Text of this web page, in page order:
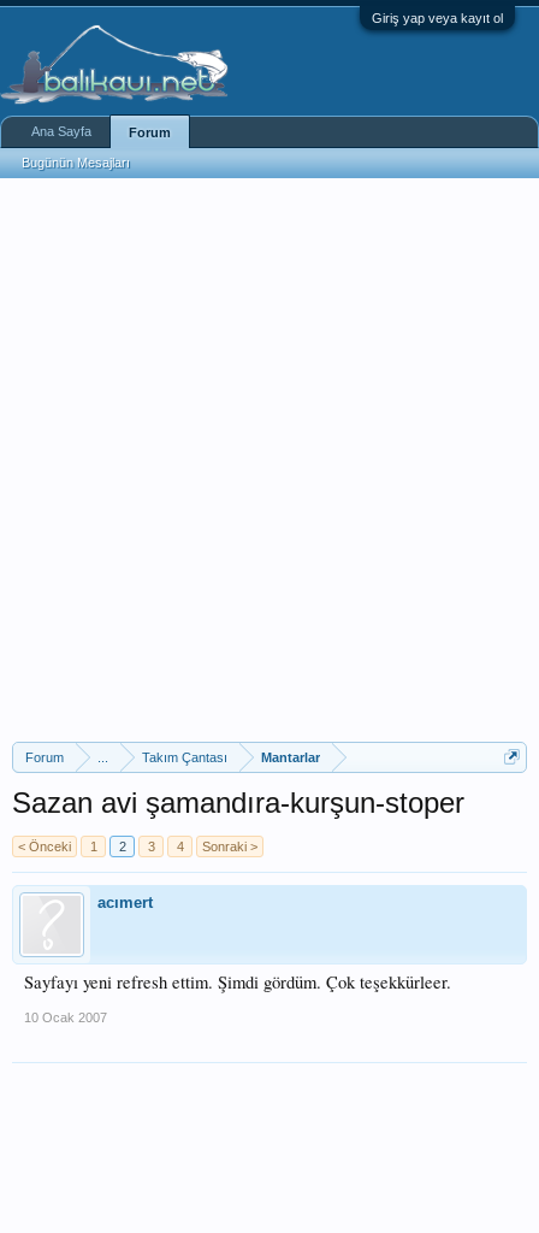
Giriş yap veya kayıt ol
Forum Takım Çantası Mantarlar
Sazan avi şamandıra-kurşun-stoper
< Önceki 1 2 3 4 Sonraki >
acımert
Sayfayı yeni refresh ettim. Şimdi gördüm. Çok teşekkürleer.
10 Ocak 2007
Ana Sayfa Forum
Bugünün Mesajları